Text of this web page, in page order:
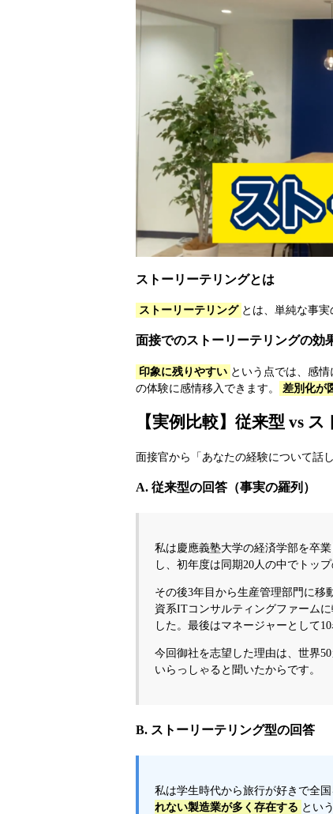
ストーリーテリングとは
ストーリーテリング とは、単純な事
面接でのストーリーテリングの効
印象に残りやすい という点では、感情
の体験に感情移入できます。
差別化が
【実例比較】従来型 vs
面接官から「あなたの経験について話
A. 従来型の回答（事実の羅列）
私は慶應義塾大学の経済学部を卒
し、初年度は同期20人の中でトッ
その後3年目から生産管理部門に移
資系ITコンサルティングファーム
した。最後はマネージャーとして
今回御社を志望した理由は、世界
いらっしゃると聞いたからです。
B. ストーリーテリング型の回答
私は学生時代から旅行が好きで全
れない製造業が多く存在する とい